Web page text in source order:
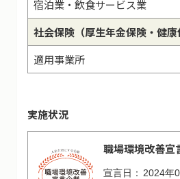
宿泊業・飲食サービス業
社会保険（厚生年金保険・健康
適用事業所
実施状況
職場環境改善宣
2024年